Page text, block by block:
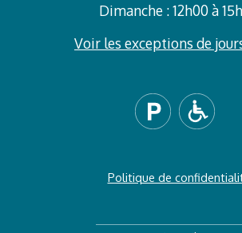
Dimanche : 12h00 à
Voir les exceptions de
Politique de